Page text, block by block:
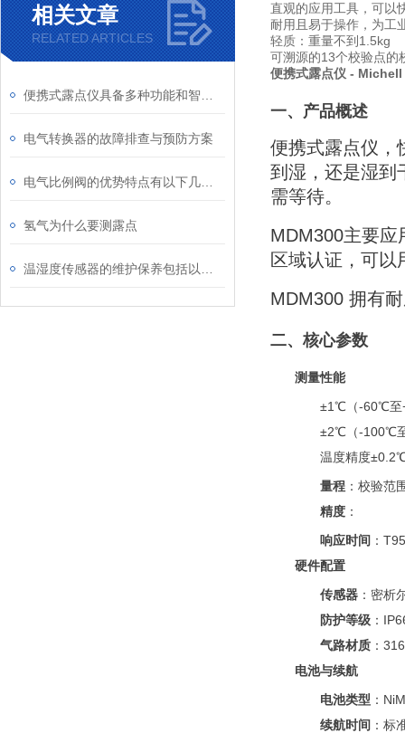
相关文章
RELATED ARTICLES
电气转换器的故障排查与预防方案
氢气为什么要测露点
直观的应用工具，可以
耐用且易于操作，为工
轻质：重量不到1.5kg
可溯源的13个校验点的
便携式露点仪 -
一、产品概述
便携式露点仪，
到湿，还是湿到
需等待。
MDM300主要应
区域认证，可
MDM300 拥有
二、核心参数
测量性能
±1℃（-60℃至
±2℃（-100℃
温度精度
量程：校验范
精度：
响应时间 ：
硬件配置
传感器：密析
防护等级：
气路材质：
电池与续航
电池类型 ：
续航时间 ：标